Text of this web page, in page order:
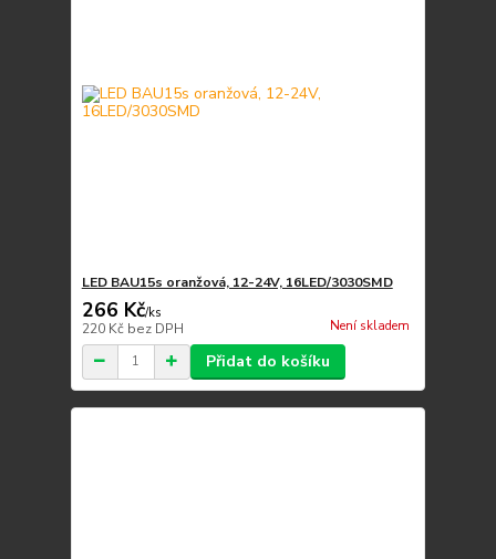
LED BAU15s oranžová, 12-24V, 16LED/3030SMD
266 Kč/ks
220 Kč bez DPH Není skladem
Přidat do košíku